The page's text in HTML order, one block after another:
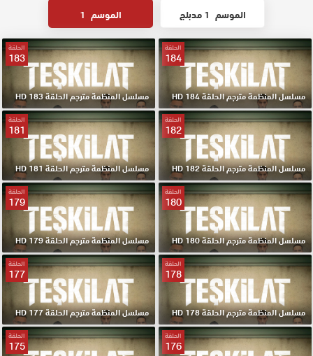
الموسم 1 مدبلج الموسم 1
الحلقة
184
مسلسل المنظمة مترجم الحلقة 184 HD
الحلقة
183
مسلسل المنظمة مترجم الحلقة 183 HD
الحلقة
182
مسلسل المنظمة مترجم الحلقة 182 HD
الحلقة
181
مسلسل المنظمة مترجم الحلقة 181 HD
الحلقة
180
مسلسل المنظمة مترجم الحلقة 180 HD
الحلقة
179
مسلسل المنظمة مترجم الحلقة 179 HD
الحلقة
178
مسلسل المنظمة مترجم الحلقة 178 HD
الحلقة
177
مسلسل المنظمة مترجم الحلقة 177 HD
الحلقة
176
الحلقة
175